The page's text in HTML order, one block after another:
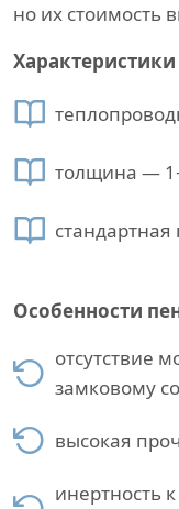
но их стоимость
толщина —
Особенности
отсутствие
замковому
высокая
инертность